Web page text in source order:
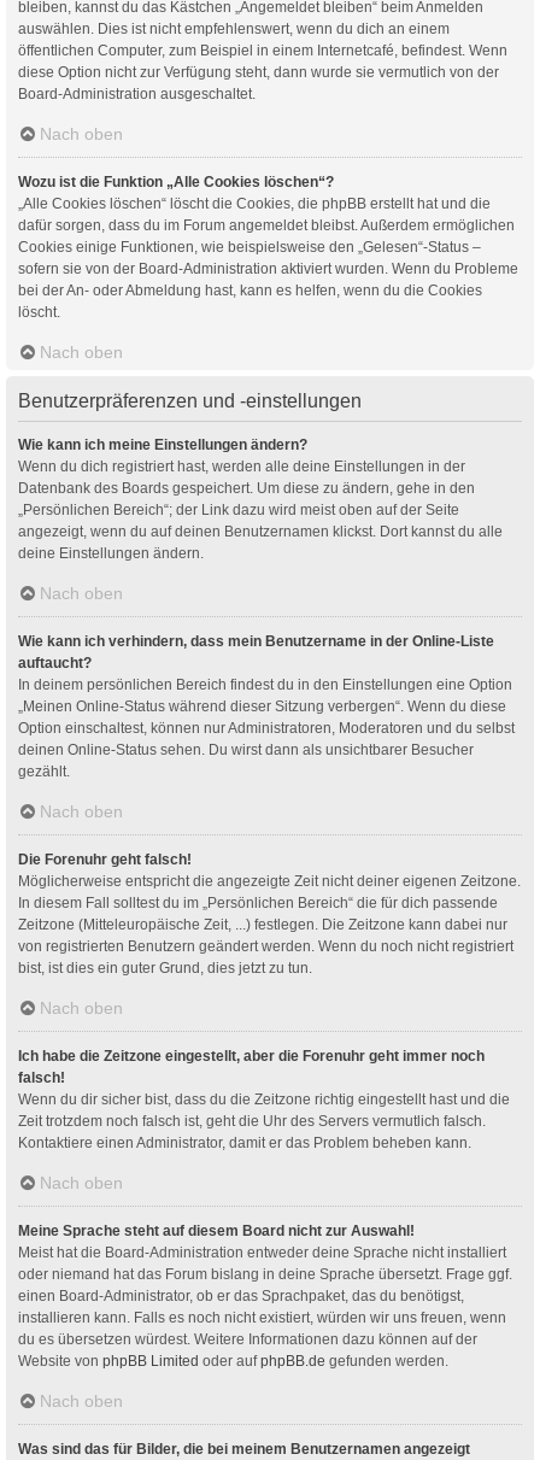
bleiben, kannst du das Kästchen „Angemeldet bleiben“ beim Anmelden
auswählen. Dies ist nicht empfehlenswert, wenn du dich an einem
öffentlichen Computer, zum Beispiel in einem Internetcafé, befindest. Wenn
diese Option nicht zur Verfügung steht, dann wurde sie vermutlich von der
Board-Administration ausgeschaltet.
Nach oben
Wozu ist die Funktion „Alle Cookies löschen“?
„Alle Cookies löschen“ löscht die Cookies, die phpBB erstellt hat und die
dafür sorgen, dass du im Forum angemeldet bleibst. Außerdem ermöglichen
Cookies einige Funktionen, wie beispielsweise den „Gelesen“-Status –
sofern sie von der Board-Administration aktiviert wurden. Wenn du Probleme
bei der An- oder Abmeldung hast, kann es helfen, wenn du die Cookies
löscht.
Nach oben
Benutzerpräferenzen und -einstellungen
Wie kann ich meine Einstellungen ändern?
Wenn du dich registriert hast, werden alle deine Einstellungen in der
Datenbank des Boards gespeichert. Um diese zu ändern, gehe in den
„Persönlichen Bereich“; der Link dazu wird meist oben auf der Seite
angezeigt, wenn du auf deinen Benutzernamen klickst. Dort kannst du alle
deine Einstellungen ändern.
Nach oben
Wie kann ich verhindern, dass mein Benutzername in der Online-Liste
auftaucht?
In deinem persönlichen Bereich findest du in den Einstellungen eine Option
„Meinen Online-Status während dieser Sitzung verbergen“. Wenn du diese
Option einschaltest, können nur Administratoren, Moderatoren und du selbst
deinen Online-Status sehen. Du wirst dann als unsichtbarer Besucher
gezählt.
Nach oben
Die Forenuhr geht falsch!
Möglicherweise entspricht die angezeigte Zeit nicht deiner eigenen Zeitzone.
In diesem Fall solltest du im „Persönlichen Bereich“ die für dich passende
Zeitzone (Mitteleuropäische Zeit, ...) festlegen. Die Zeitzone kann dabei nur
von registrierten Benutzern geändert werden. Wenn du noch nicht registriert
bist, ist dies ein guter Grund, dies jetzt zu tun.
Nach oben
Ich habe die Zeitzone eingestellt, aber die Forenuhr geht immer noch
falsch!
Wenn du dir sicher bist, dass du die Zeitzone richtig eingestellt hast und die
Zeit trotzdem noch falsch ist, geht die Uhr des Servers vermutlich falsch.
Kontaktiere einen Administrator, damit er das Problem beheben kann.
Nach oben
Meine Sprache steht auf diesem Board nicht zur Auswahl!
Meist hat die Board-Administration entweder deine Sprache nicht installiert
oder niemand hat das Forum bislang in deine Sprache übersetzt. Frage ggf.
einen Board-Administrator, ob er das Sprachpaket, das du benötigst,
installieren kann. Falls es noch nicht existiert, würden wir uns freuen, wenn
du es übersetzen würdest. Weitere Informationen dazu können auf der
Website von phpBB Limited oder aufphpBB.de gefunden werden.
Nach oben
Was sind das für Bilder, die bei meinem Benutzernamen angezeigt